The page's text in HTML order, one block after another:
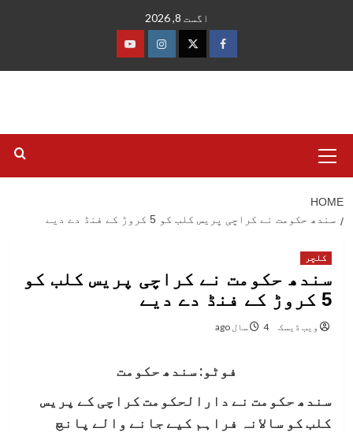
اگست 8, 2026
فیس
ٹوئٹرانسٹاگرام
یوٹیوب
Menu
HOME
سندھ حکومت نے کراچی پریس کلب کو 5 کروڑ کے فنڈ دے دیے
کلچر
سندھ حکومت نے کراچی پریس کلب کو
5 کروڑ کے فنڈ دے دیے
ویب ڈیسک 4 سال ago
فوٹو: سندھ حکومت
سندھ حکومت نے دارالحکومت کراچی کے پریس
کلب کو سالانہ فراہم کیے جانے والے پانچ